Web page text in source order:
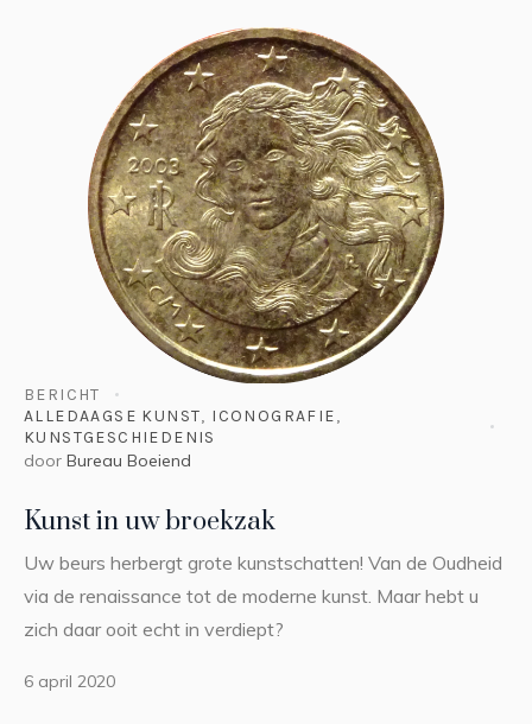
BERICHT
ALLEDAAGSE KUNST, ICONOGRAFIE,
KUNSTGESCHIEDENIS
door Bureau Boeiend
Kunst in uw broekzak
Uw beurs herbergt grote kunstschatten! Van de Oudheid
via de renaissance tot de moderne kunst. Maar hebt u
zich daar ooit echt in verdiept?
6 april 2020